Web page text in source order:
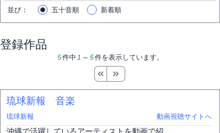
並び ： 五十音順 新着順
登録作品
5件中 1 ～ 5件を表示しています。
琉球新報 音楽
琉球新報 動画視聴サイトへ
沖縄で活躍しているアーティストを動画で紹